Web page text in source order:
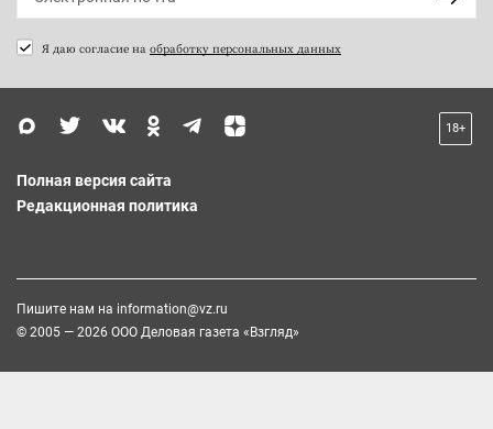
Я даю согласие на обработку персональных данных
18+
Полная версия сайта
Редакционная политика
Пишите нам на information@vz.ru
© 2005 — 2026 ООО Деловая газета «Взгляд»